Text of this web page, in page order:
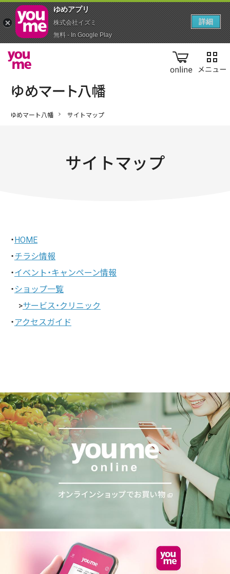
online
ゆめマート八幡 サイトマップ
サイトマップ
・HOME
・チラシ情報
・イベント・キャンペーン情報
・ ショップ一覧
>サービス・クリニック
・アクセスガイド
ゆめアプ‪リ‬
株式会社イズミ
無料 - In Google Play
詳細